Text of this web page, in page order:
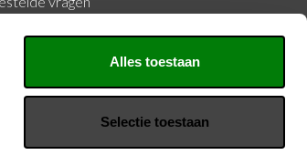
Alles toestaan
Selectie toestaan
NL815977797B01